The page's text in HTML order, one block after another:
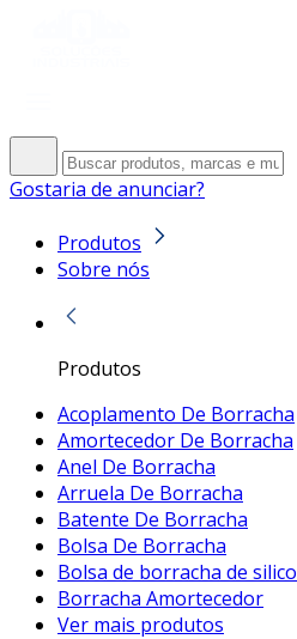
Gostaria de anunciar?
Produtos
Sobre nós
Produtos
Acoplamento De Borracha
Amortecedor De Borracha
Anel De Borracha
Arruela De Borracha
Batente De Borracha
Bolsa De Borracha
Bolsa de borracha de
Borracha Amortecedor
Ver mais produtos